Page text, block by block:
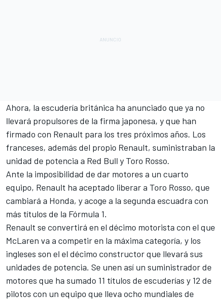
Ahora, la escudería británica ha anunciado que ya no
llevará propulsores de la firma japonesa, y que han
firmado con Renault para los tres próximos años. Los
franceses, además del propio Renault, suministraban la
unidad de potencia a Red Bull y Toro Rosso.
Ante la imposibilidad de dar motores a un cuarto
equipo, Renault ha aceptado liberar a Toro Rosso, que
cambiará a Honda, y acoge a la segunda escuadra con
más títulos de la Fórmula 1.
Renault se convertirá en el décimo motorista con el que
McLaren va a competir en la máxima categoría, y los
ingleses son el el décimo constructor que llevará sus
unidades de potencia. Se unen así un suministrador de
motores que ha sumado 11 títulos de escuderías y 12 de
pilotos con un equipo que lleva ocho mundiales de